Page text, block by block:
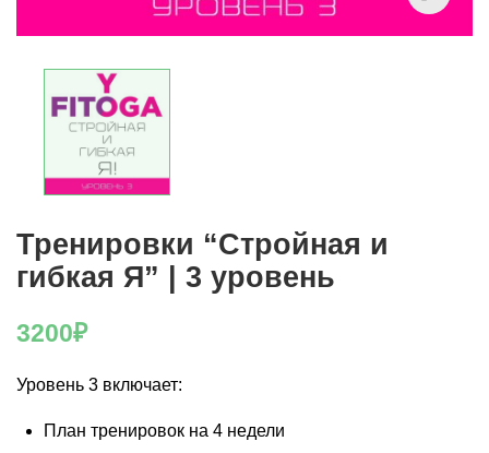
Тренировки “Стройная и
гибкая Я” | 3 уровень
3200₽
Уровень 3 включает:
План тренировок на 4 недели